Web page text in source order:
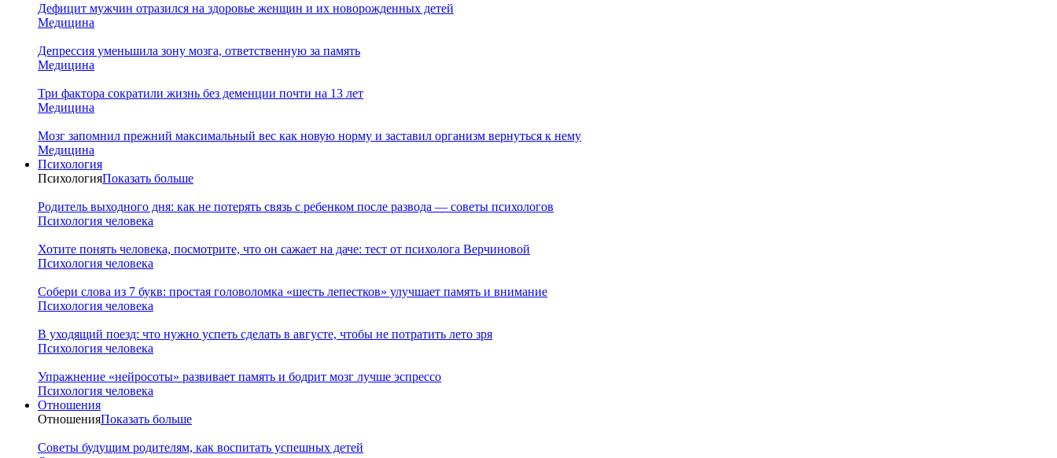
Дефицит мужчин отразился на здоровье женщин и их новорожденных детей
Медицина
Депрессия уменьшила зону мозга, ответственную за память
Медицина
Три фактора сократили жизнь без деменции почти на 13 лет
Медицина
Мозг запомнил прежний максимальный вес как новую норму и заставил организм вернуться к нему
Медицина
Психология
ПсихологияПоказать больше
Родитель выходного дня: как не потерять связь с ребенком после развода — советы психологов
Психология человека
Хотите понять человека, посмотрите, что он сажает на даче: тест от психолога Верчиновой
Психология человека
Собери слова из 7 букв: простая головоломка «шесть лепестков» улучшает память и внимание
Психология человека
В уходящий поезд: что нужно успеть сделать в августе, чтобы не потратить лето зря
Психология человека
Упражнение «нейросоты» развивает память и бодрит мозг лучше эспрессо
Психология человека
Отношения
ОтношенияПоказать больше
Советы будущим родителям, как воспитать успешных детей